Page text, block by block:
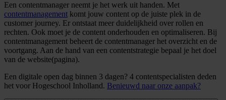
Een contentmanager neemt je het werk uit handen. Met
contentmanagement komt jouw content op de juiste plek in de
customer journey. Er ontstaat meer duidelijkheid over rollen en
rechten. Ook moet je de content onderhouden en optimaliseren. Bij
contentmanagement beheert de contentmanager het overzicht en de
voortgang. Aan de hand van een contentstrategie bepaal je het doel
van de website(pagina).
Een digitale open dag binnen 3 dagen? 4 contentspecialisten deden
het voor Hogeschool Inholland. Benieuwd naar onze aanpak?